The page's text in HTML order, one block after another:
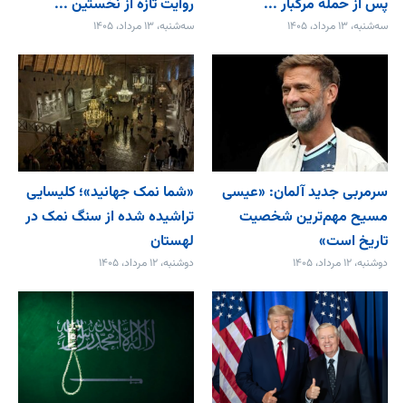
پس از حمله مرگبار ...
سه‌شنبه، ۱۳ مرداد، ۱۴۰۵
روایت تازه از نخستین ...
سه‌شنبه، ۱۳ مرداد، ۱۴۰۵
سرمربی جدید آلمان: «عیسی
مسیح مهم‌ترین شخصیت
تاریخ است»
دوشنبه، ۱۲ مرداد، ۱۴۰۵
«شما نمک جهانید»؛ کلیسایی
تراشیده شده از سنگ نمک در
لهستان
دوشنبه، ۱۲ مرداد، ۱۴۰۵